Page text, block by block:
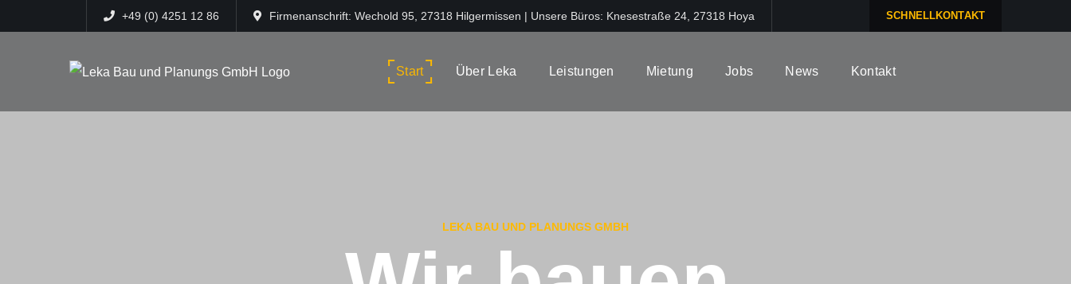
+49 (0) 4251 12 86 Firmenanschrift: Wechold 95, 27318 Hilgermissen | Unsere Büros: Knesestraße 24, 27318 Hoya SCHNELLKONTAKT
Start Über Leka Leistungen Mietung Jobs News Kontakt
LEKA BAU UND PLANUNGS GMBH